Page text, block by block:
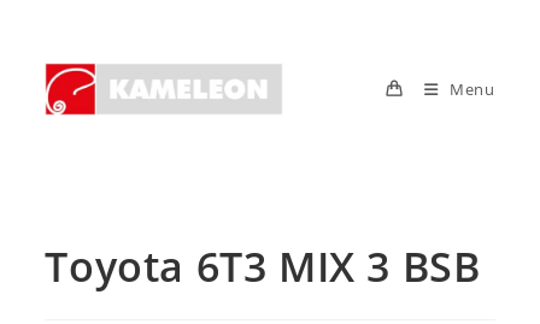
content
Menu
Toyota 6T3 MIX 3 BSB